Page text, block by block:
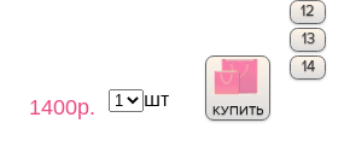
1400р.
12
13
14
КУПИТЬ
шт